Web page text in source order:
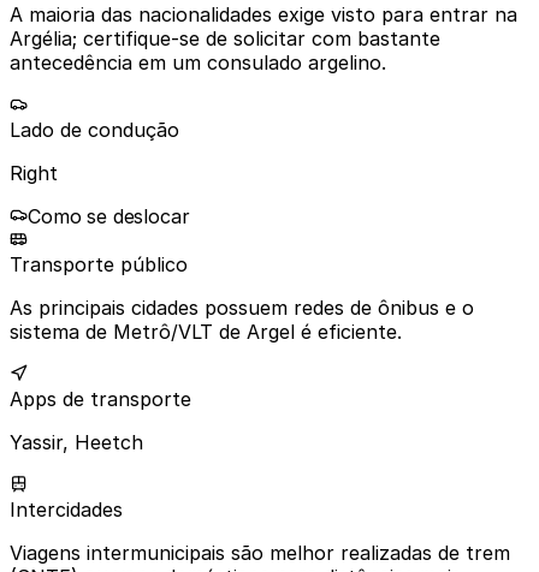
A maioria das nacionalidades exige visto para entrar na
Argélia; certifique-se de solicitar com bastante
antecedência em um consulado argelino.
Lado de condução
Right
Como se deslocar
Transporte público
As principais cidades possuem redes de ônibus e o
sistema de Metrô/VLT de Argel é eficiente.
Apps de transporte
Yassir, Heetch
Intercidades
Viagens intermunicipais são melhor realizadas de trem